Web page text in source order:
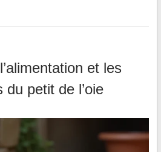
et les
petit de l’oie